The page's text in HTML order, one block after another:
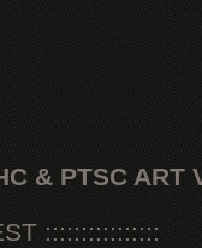
& PTSC ART
::::::::::::::::